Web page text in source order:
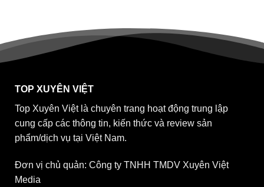
TOP XUYÊN VIỆT
Top Xuyên Việt là chuyên trang hoạt động trung lập
cung cấp các thông tin, kiến thức và review sản
phẩm/dịch vụ tại Việt Nam.
Đơn vị chủ quản: Công ty TNHH TMDV Xuyên Việt
Media